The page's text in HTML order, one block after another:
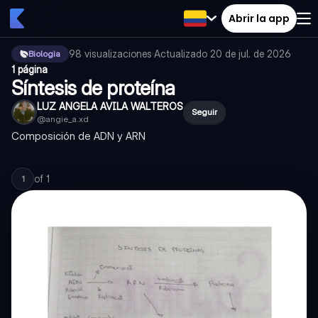
Abrir la app
Biologia 98 visualizaciones·Actualizado 20 de jul. de 2026·
1 página
Síntesis de proteína
LUZ ANGELA AVILA WALTEROS
@angie_a.xd
Seguir
Composición de ADN y ARN
1 of 1